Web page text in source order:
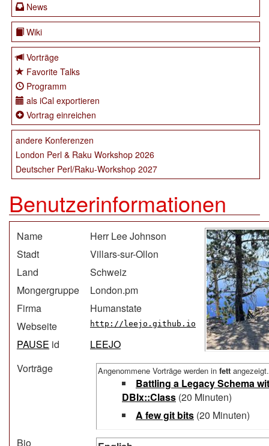
News
Wiki
Vorträge
Favorite Talks
Programm
als iCal exportieren
Vortrag einreichen
andere Konferenzen
London Perl & Raku Workshop 2026
Deutscher Perl/Raku-Workshop 2027
Benutzerinformationen
Name
Herr Lee Johnson
Stadt
Villars-sur-Ollon
Land
Schweiz
Mongergruppe
London.pm
Firma
Humanstate
Webseite
http://leejo.github.io
PAUSE id
LEEJO
Vorträge
Angenommene Vorträge werden in fett angezeigt.
‎Battling a Legacy Schema
DBIx::Class‎ (20 Minuten)
‎A few git bits‎ (20 Minuten)
Bio